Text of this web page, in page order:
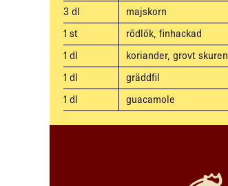
3 dl
majskorn
1 st
rödlök, finhackad
1 dl
koriander, grovt skuren
1 dl
gräddfil
1 dl guacamole